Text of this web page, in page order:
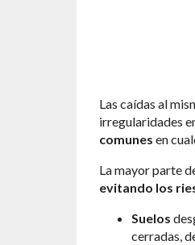
Las caídas al
irregularidades
comunes en
La mayor parte
evitando los
Suelos
cerradas,